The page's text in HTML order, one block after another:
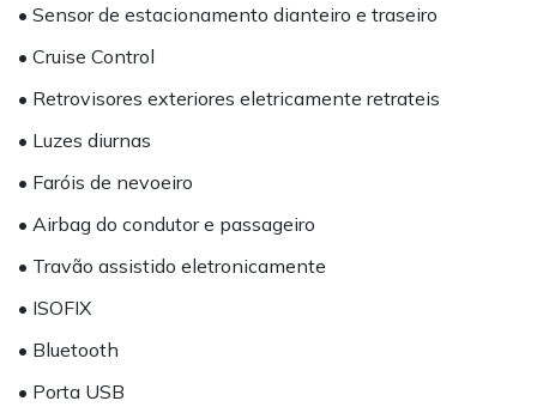
• Sensor de estacionamento dianteiro e traseiro
• Cruise Control
• Retrovisores exteriores eletricamente retrateis
• Luzes diurnas
• Faróis de nevoeiro
• Airbag do condutor e passageiro
• Travão assistido eletronicamente
• ISOFIX
• Bluetooth
• Porta USB